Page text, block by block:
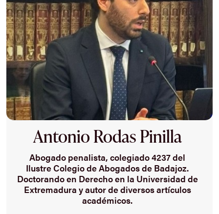
Antonio Rodas Pinilla
Abogado penalista, colegiado 4237 del
Ilustre Colegio de Abogados de Badajoz.
Doctorando en Derecho en la Universidad de
Extremadura y autor de diversos artículos
académicos.